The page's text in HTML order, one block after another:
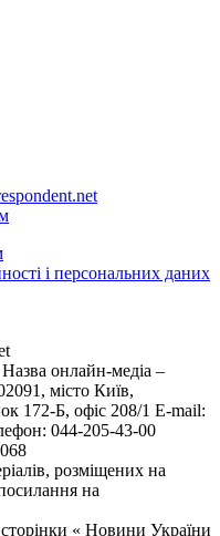
і персональних даних
онлайн-медіа –
місто Київ,
Б, офіс 208/1 E-mail:
044-205-43-00
розміщених на
на
сторінки « Новини України